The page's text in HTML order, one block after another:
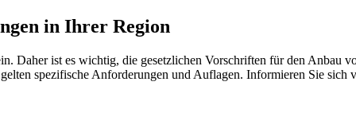
in Ihrer Region
Daher ist es wichtig, die gesetzlichen Vorschriften für den Anbau
spezifische Anforderungen und Auflagen. Informieren Sie sich